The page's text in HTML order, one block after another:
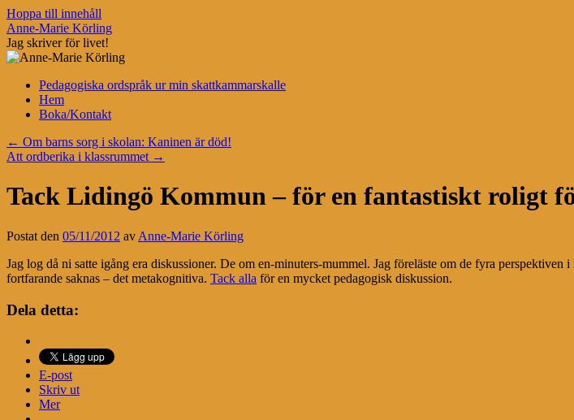
Hoppa till innehåll
Anne-Marie Körling
Jag skriver för livet!
Pedagogiska ordspråk ur min skattkammarskalle
Hem
Boka/Kontakt
← Om barns sorg i skolan: Kaninen är död!
Att ordberika i klassrummet →
Tack Lidingö Kommun – för en fantastiskt roligt
Postat den 05/11/2012 av Anne-Marie Körling
Jag log då ni satte igång era diskussioner. De om en-minuters-mummel. Jag föreläste om de fyra
fortfarande saknas – det metakognitiva. Tack alla för en mycket pedagogisk diskussion.
Dela detta:
E-post
Skriv ut
Mer